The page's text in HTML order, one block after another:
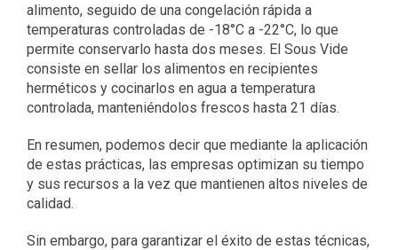
alimento, seguido de una congelación rápida a
temperaturas controladas de -18°C a -22°C, lo que
permite conservarlo hasta dos meses. El Sous Vide
consiste en sellar los alimentos en recipientes
herméticos y cocinarlos en agua a temperatura
controlada, manteniéndolos frescos hasta 21 días.
En resumen, podemos decir que mediante la aplicación
de estas prácticas, las empresas optimizan su tiempo
y sus recursos a la vez que mantienen altos niveles de
calidad.
Sin embargo, para garantizar el éxito de estas técnicas,